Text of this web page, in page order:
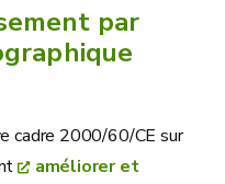
par
cadre 2000/60/CE sur
améliorer et